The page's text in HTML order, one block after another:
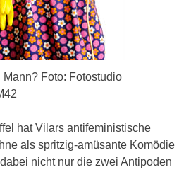
Foto: Fotostudio
hat Vilars antifeministische
als spritzig-amüsante Komödie
nicht nur die zwei Antipoden